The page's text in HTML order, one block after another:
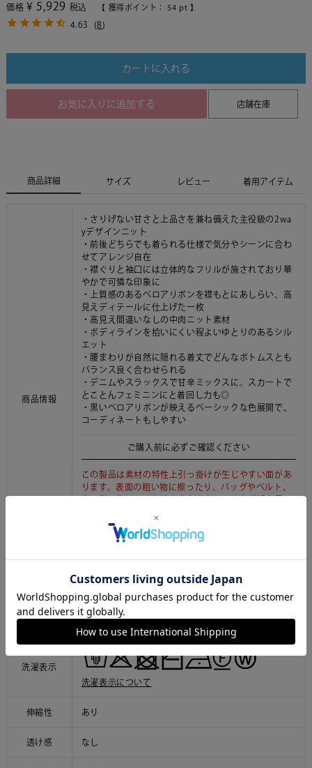
価格 ¥ 5,929 税込 【 獲得ポイント： 54 pt 】
4.63 (8)
カートに入れる
お気に入りに追加する 店舗在庫
商品詳細 サイズ レビュー 着用アイテム
商品情報
・さりげない甘さと上品さを兼ね備えた主役級の2wa
yデザインニット
・前後どちらでも着られる仕様で気分やシーンに合わ
せてアレンジ自在
・襟ぐりと袖口には立体的なフリルが施されており華
やかで可憐な印象に
・上質感のあるベロアリボンを襟もとにあしらい、高
見えディテールに仕上げた一枚
・高見え間違いなしの中肉ニット素材
・ボディラインを拾いにくい程よいゆとりのあるシル
エット
・腰まわりが自然に隠れる着丈でどんなボトムスとも
バランス良く合わせられる
・デニムやスラックスで甘辛ミックスに。スカートで
とことんフェミニンにと着回し力も◎
・黒いベロアリボンが映えるベーシックな色展開で、
コーディネートもしやすい
ご購入前に必ずご確認ください
この製品は素材の特性上引っ掛けが生じやすい面があ
ります。表面の粗い物に擦ったり、バッグやベルト、
バッグ、アクセサリー等の金具や突起物にご注意下さ
素材
【本体】綿 100%
洗濯表示
洗濯表示について
伸縮性 あり
透け感 なし